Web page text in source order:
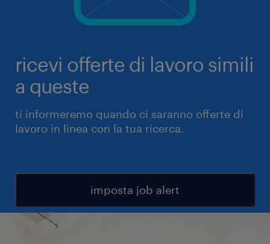
ricevi offerte di lavoro simili
a queste
ti informeremo quando ci saranno offerte di
lavoro in linea con la tua ricerca.
imposta job alert